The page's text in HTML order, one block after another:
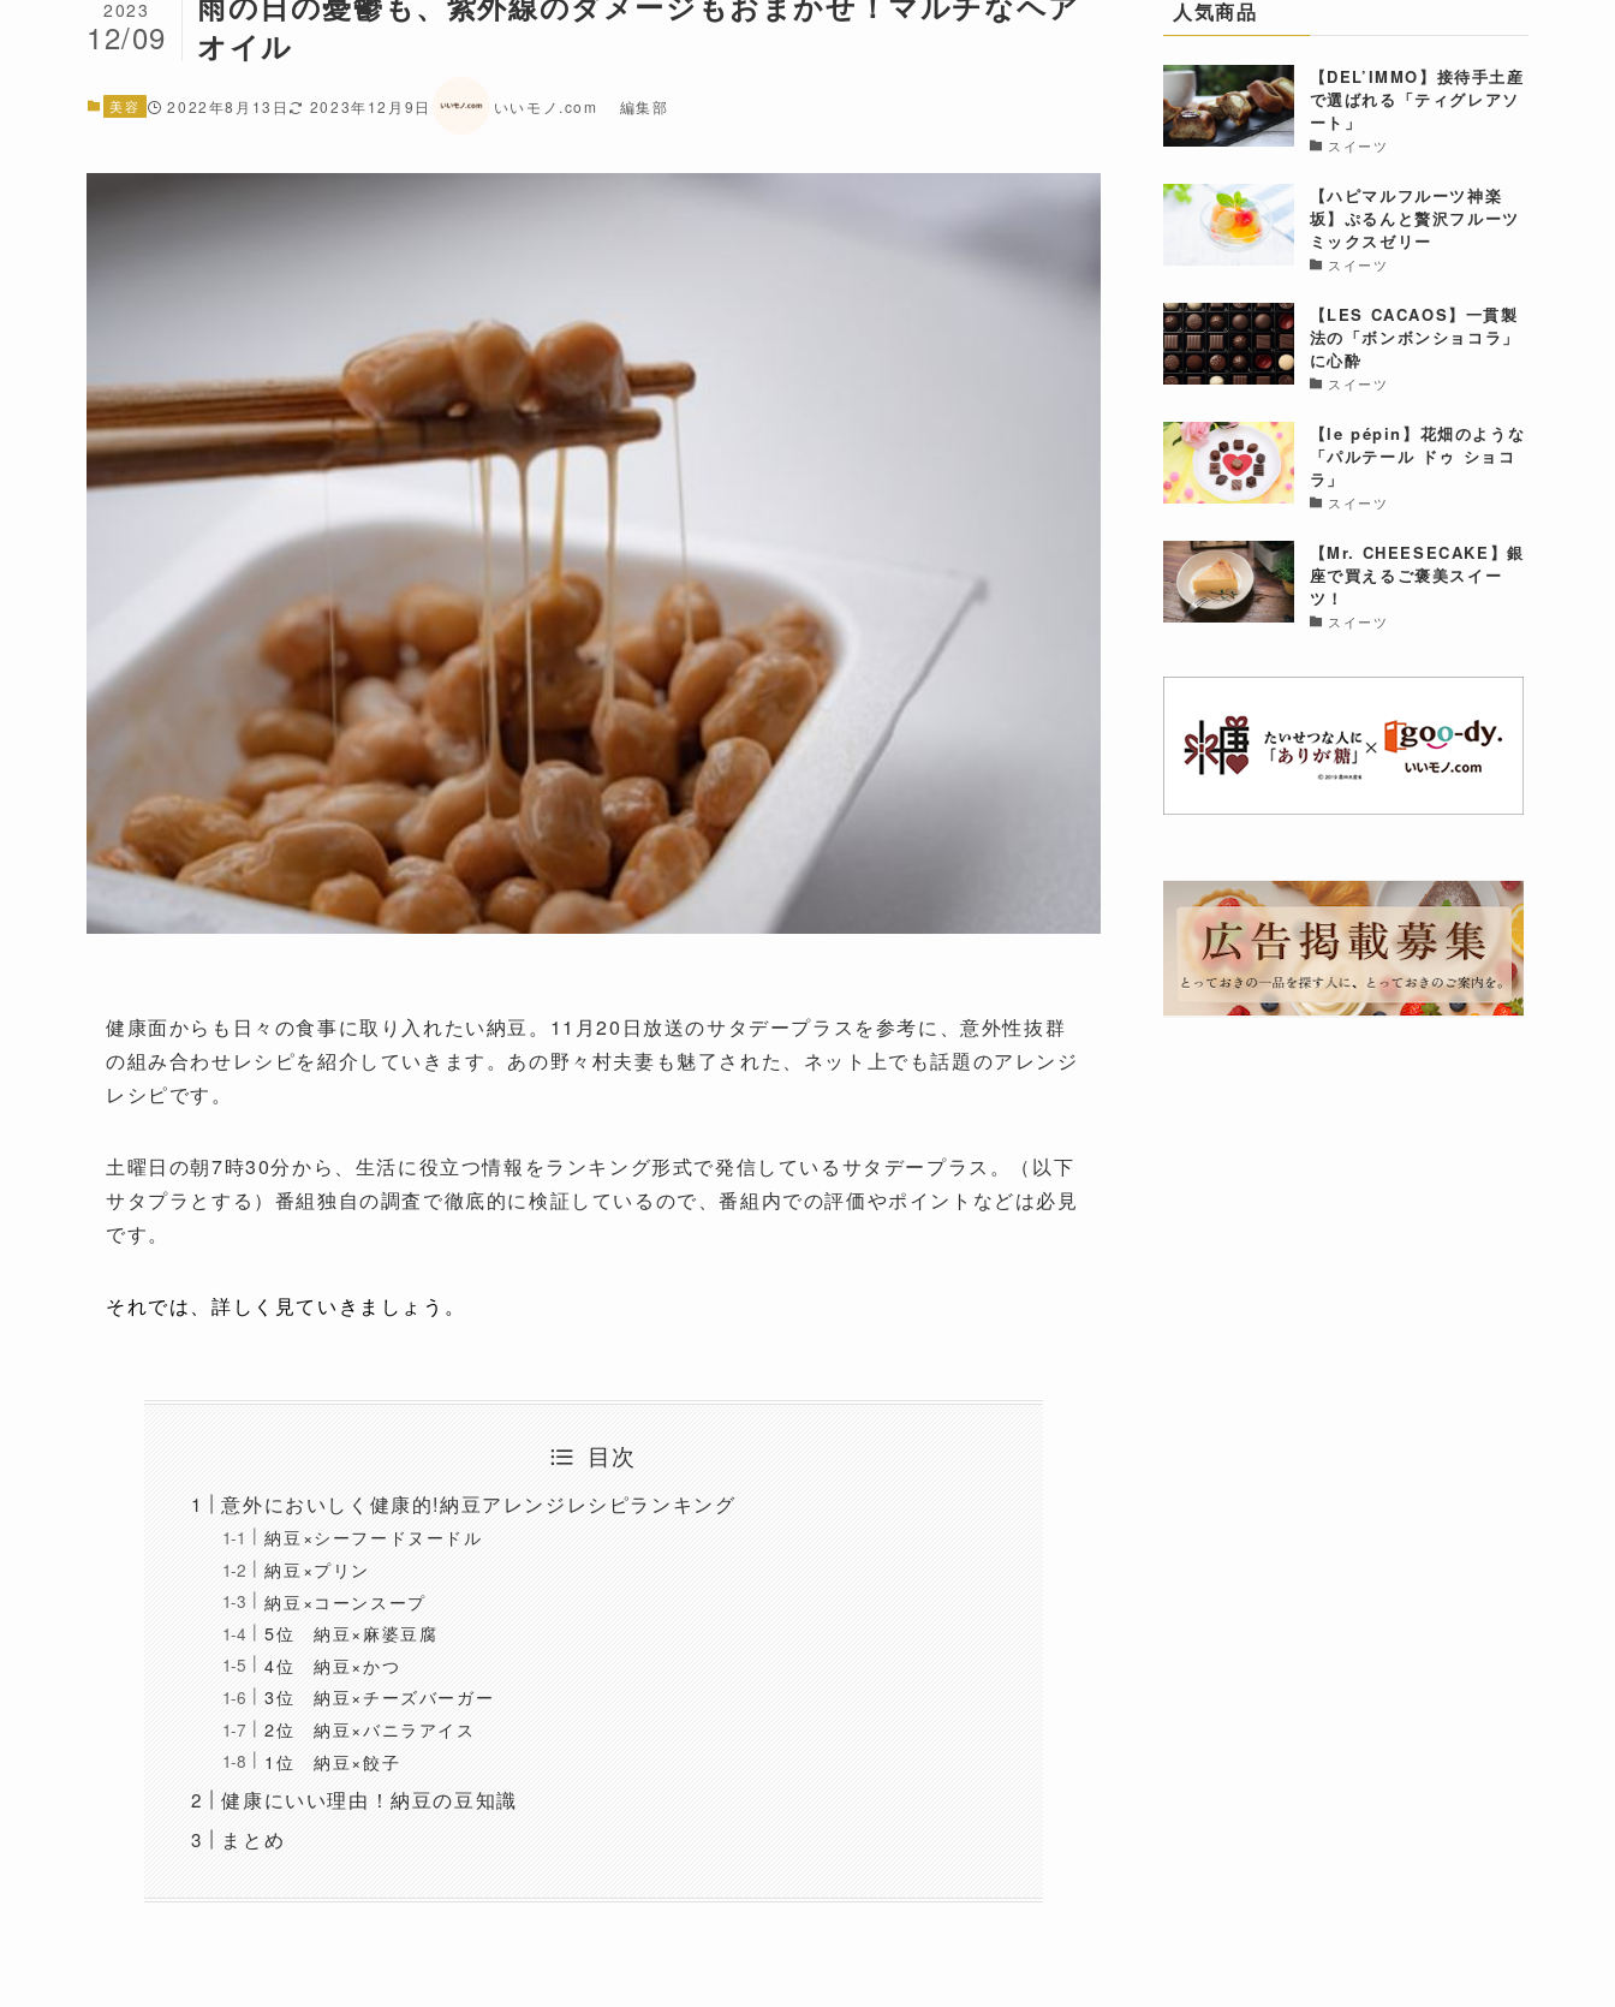
オイル
2023
12/09
美容 2022年8月13日 2023年12月9日 いいモノ.com 編集部
健康面からも日々の食事に取り入れたい納豆。11月20日放送のサタデープラスを参考に、意外性抜群
の組み合わせレシピを紹介していきます。あの野々村夫妻も魅了された、ネット上でも話題のアレンジ
レシピです。
土曜日の朝7時30分から、生活に役立つ情報をランキング形式で発信しているサタデープラス。（以下
サタプラとする）番組独自の調査で徹底的に検証しているので、番組内での評価やポイントなどは必見
です。
それでは、詳しく見ていきましょう。
目次
意外においしく健康的!納豆アレンジレシピランキング
納豆×シーフードヌードル
納豆×プリン
納豆×コーンスープ
5位 納豆×麻婆豆腐
4位 納豆×かつ
3位 納豆×チーズバーガー
2位 納豆×バニラアイス
1位 納豆×餃子
健康にいい理由！納豆の豆知識
まとめ
人気商品
【DEL’IMMO】接待手土産
で選ばれる「ティグレアソ
ート」
スイーツ
【ハピマルフルーツ神楽
坂】ぷるんと贅沢フルーツ
ミックスゼリー
スイーツ
【LES CACAOS】一貫製
法の「ボンボンショコラ」
に心酔
スイーツ
【le pépin】花畑のような
「パルテール ドゥ ショコ
ラ」
スイーツ
【Mr. CHEESECAKE】銀
座で買えるご褒美スイー
ツ！
スイーツ